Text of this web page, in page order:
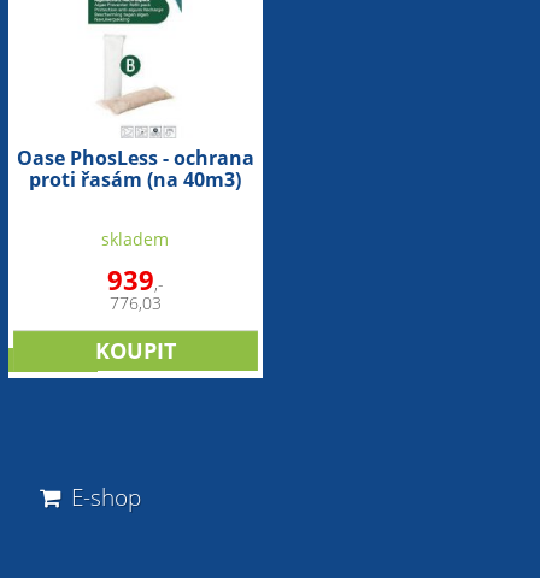
Oase PhosLess - ochrana
proti řasám (na 40m3)
skladem
939,-
776,03
E-shop